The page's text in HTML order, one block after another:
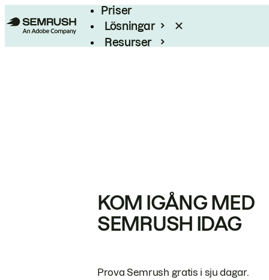
Priser
Lösningar
Resurser
KOM IGÅNG MED
SEMRUSH IDAG
Prova Semrush gratis i sju dagar.